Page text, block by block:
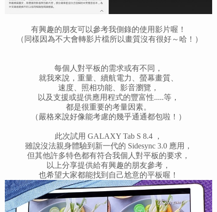
有興趣的朋友可以參考我側錄的使用影片喔！
（同樣因為不大會轉影片檔所以畫質沒有很好～哈！）
每個人對平板的需求或有不同，
就我來說，重量、續航電力、螢幕畫質、
速度、照相功能、影音瀏覽，
以及支援或提供應用程式的豐富性.....等，
都是很重要的考量因素。
（嚴格來說好像能考慮的幾乎通通都包啦！）
此次試用 GALAXY Tab S 8.4 ，
雖說沒法親身體驗到新一代的 Sidesync 3.0 應用，
但其他許多特色都有符合我個人對平板的要求，
以上分享提供給有興趣的朋友參考，
也希望大家都能找到自己尬意的平板喔！